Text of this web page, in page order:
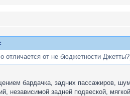
отличается от не бюджетности
бардачка, задних пассажиров,
независимой задней подвеской,